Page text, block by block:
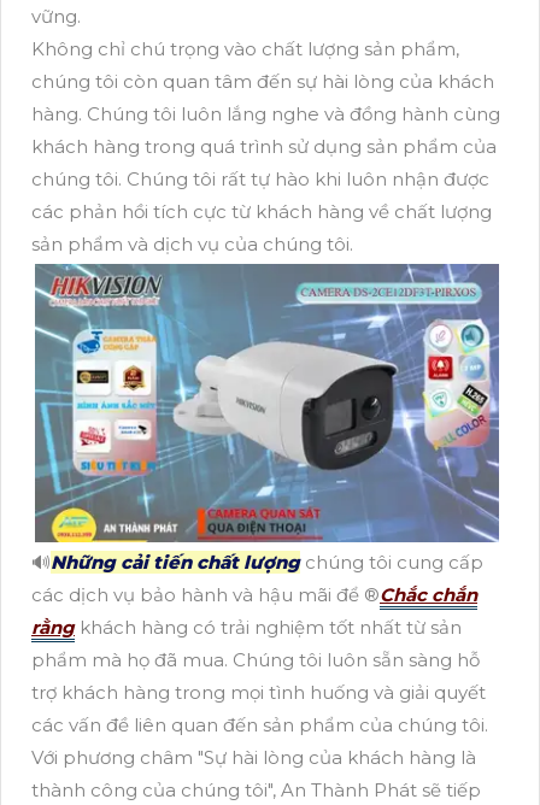
vững.
Không chỉ chú trọng vào chất lượng sản phẩm,
chúng tôi còn quan tâm đến sự hài lòng của khách
hàng. Chúng tôi luôn lắng nghe và đồng hành cùng
khách hàng trong quá trình sử dụng sản phẩm của
chúng tôi. Chúng tôi rất tự hào khi luôn nhận được
các phản hồi tích cực từ khách hàng về chất lượng
sản phẩm và dịch vụ của chúng tôi.
🔊Những cải tiến chất lượngchúng tôi cung cấp
các dịch vụ bảo hành và hậu mãi để ®️Chắc chắn
rằngkhách hàng có trải nghiệm tốt nhất từ sản
phẩm mà họ đã mua. Chúng tôi luôn sẵn sàng hỗ
trợ khách hàng trong mọi tình huống và giải quyết
các vấn đề liên quan đến sản phẩm của chúng tôi.
Với phương châm "Sự hài lòng của khách hàng là
thành công của chúng tôi", An Thành Phát sẽ tiếp